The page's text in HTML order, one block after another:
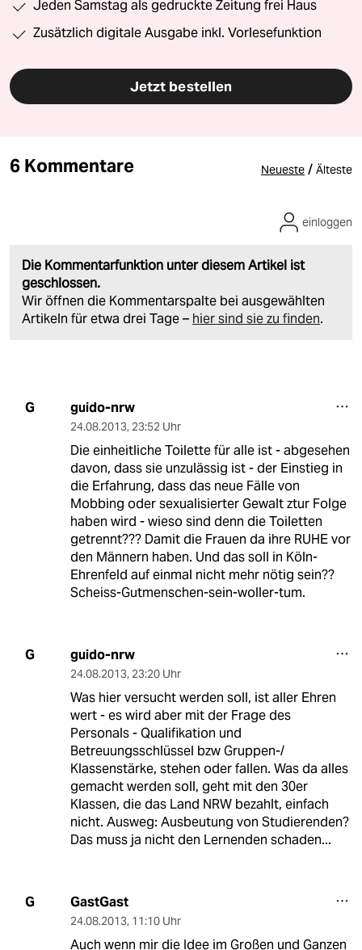
Jeden Samstag als gedruckte Zeitung frei Haus
Zusätzlich digitale Ausgabe inkl. Vorlesefunktion
Jetzt bestellen
6 Kommentare Neueste / Älteste
Die Kommentarfunktion unter diesem Artikel ist
geschlossen.
Wir öffnen die Kommentarspalte bei ausgewählten
Artikeln für etwa drei Tage – hier sind sie zu finden.
einloggen
G guido-nrw
24.08.2013, 23:52 Uhr
Die einheitliche Toilette für alle ist - abgesehen
davon, dass sie unzulässig ist - der Einstieg in
die Erfahrung, dass das neue Fälle von
Mobbing oder sexualisierter Gewalt ztur Folge
haben wird - wieso sind denn die Toiletten
getrennt??? Damit die Frauen da ihre RUHE vor
den Männern haben. Und das soll in Köln-
Ehrenfeld auf einmal nicht mehr nötig sein??
Scheiss-Gutmenschen-sein-woller-tum.
G guido-nrw
24.08.2013, 23:20 Uhr
Was hier versucht werden soll, ist aller Ehren
wert - es wird aber mit der Frage des
Personals - Qualifikation und
Betreuungsschlüssel bzw Gruppen-/
Klassenstärke, stehen oder fallen. Was da alles
gemacht werden soll, geht mit den 30er
Klassen, die das Land NRW bezahlt, einfach
nicht. Ausweg: Ausbeutung von Studierenden?
Das muss ja nicht den Lernenden schaden...
G GastGast
24.08.2013, 11:10 Uhr
Auch wenn mir die Idee im Großen und Ganzen